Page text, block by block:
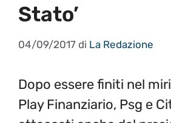
Stato’
04/09/2017 di La Redazione
Dopo essere finiti nel
Play Finanziario, Psg e